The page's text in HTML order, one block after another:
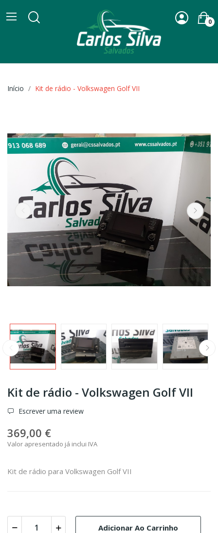
0
Início Kit de rádio - Volkswagen Golf VII
Kit de rádio - Volkswagen Golf VII
Escrever uma review
369,00 €
Valor apresentado já inclui IVA
Kit de rádio para Volkswagen Golf VII
Adicionar Ao Carrinho